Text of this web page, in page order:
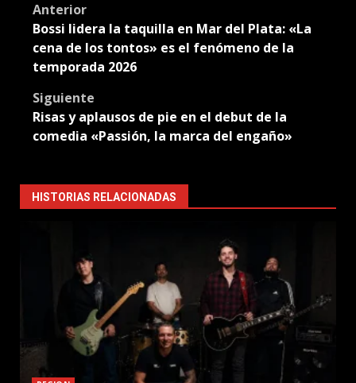
Post
navigation
Anterior
Bossi lidera la taquilla en Mar del Plata: «La
cena de los tontos» es el fenómeno de la
temporada 2026
Siguiente
Risas y aplausos de pie en el debut de la
comedia «Passión, la marca del engaño»
HISTORIAS RELACIONADAS